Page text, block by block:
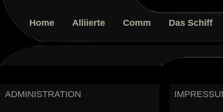
Home Alliierte Comm Das Schiff
ADMINISTRATION